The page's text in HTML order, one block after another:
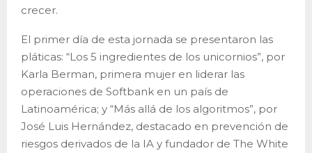
crecer.
El primer día de esta jornada se presentaron las
pláticas: “Los 5 ingredientes de los unicornios”, por
Karla Berman, primera mujer en liderar las
operaciones de Softbank en un país de
Latinoamérica; y “Más allá de los algoritmos”, por
José Luis Hernández, destacado en prevención de
riesgos derivados de la IA y fundador de The White